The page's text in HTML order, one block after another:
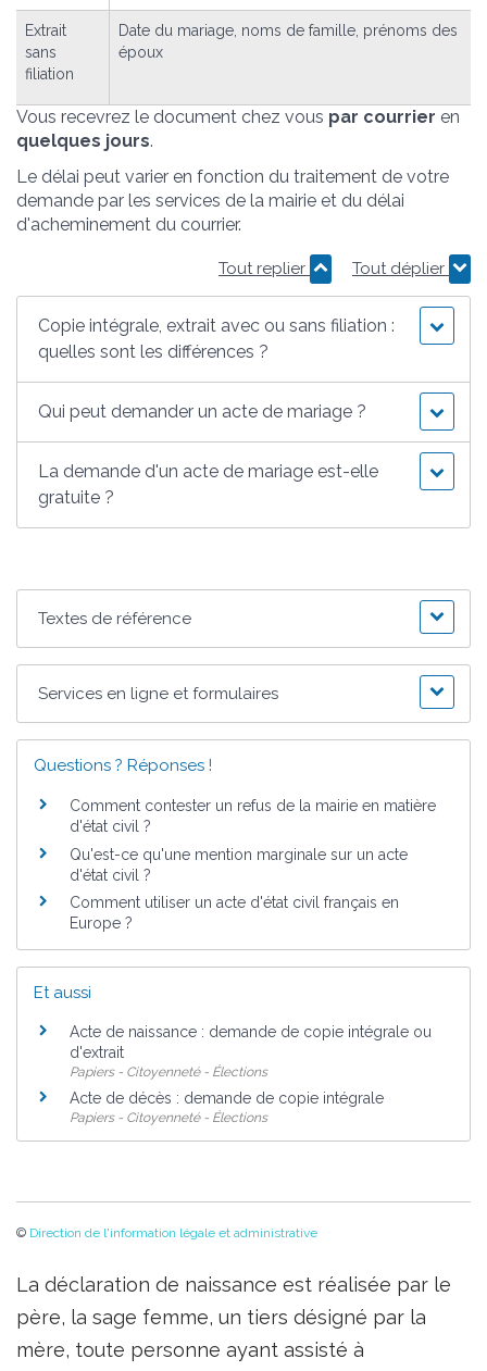
Extrait
sans
filiation
Date du mariage, noms de famille, prénoms des
époux
Vous recevrez le document chez vous par courrier en
quelques jours.
Le délai peut varier en fonction du traitement de votre
demande par les services de la mairie et du délai
d'acheminement du courrier.
Tout replier Tout déplier
Copie intégrale, extrait avec ou sans filiation :
quelles sont les différences ?
Qui peut demander un acte de mariage ?
La demande d'un acte de mariage est-elle
gratuite ?
Textes de référence
Services en ligne et formulaires
Questions ? Réponses !
Comment contester un refus de la mairie en matière
d'état civil ?
Qu'est-ce qu'une mention marginale sur un acte
d'état civil ?
Comment utiliser un acte d'état civil français en
Europe ?
Et aussi
Acte de naissance : demande de copie intégrale ou
d'extrait
Papiers - Citoyenneté - Élections
Acte de décès : demande de copie intégrale
Papiers - Citoyenneté - Élections
© Direction de l'information légale et administrative
La déclaration de naissance est réalisée par le
père, la sage femme, un tiers désigné par la
mère, toute personne ayant assisté à